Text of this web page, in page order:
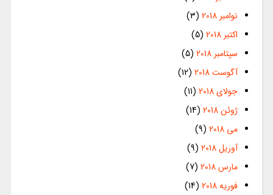
نوامبر 2018
(3)
اکتبر 2018
(5)
سپتامبر 2018
(5)
آگوست 2018
(12)
جولای 2018
(11)
ژوئن 2018
(14)
می 2018
(9)
آوریل 2018
(9)
مارس 2018
(7)
فوریه 2018
(14)